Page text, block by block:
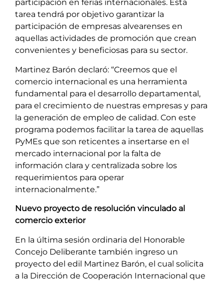
participación en ferias internacionales. Esta
tarea tendrá por objetivo garantizar la
participación de empresas alvearenses en
aquellas actividades de promoción que crean
convenientes y beneficiosas para su sector.
Martinez Barón declaró: “Creemos que el
comercio internacional es una herramienta
fundamental para el desarrollo departamental,
para el crecimiento de nuestras empresas y para
la generación de empleo de calidad. Con este
programa podemos facilitar la tarea de aquellas
PyMEs que son reticentes a insertarse en el
mercado internacional por la falta de
información clara y centralizada sobre los
requerimientos para operar
internacionalmente.”
Nuevo proyecto de resolución vinculado al
comercio exterior
En la última sesión ordinaria del Honorable
Concejo Deliberante también ingreso un
proyecto del edil Martinez Barón, el cual solicita
a la Dirección de Cooperación Internacional que